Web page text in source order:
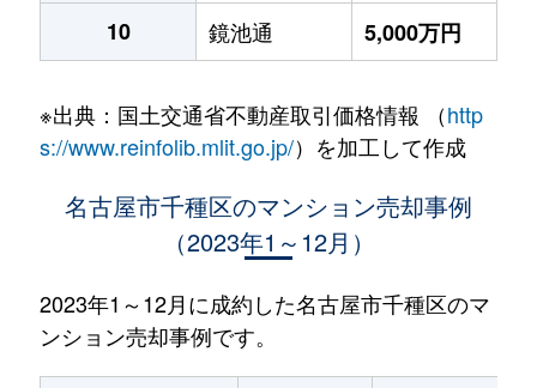
10
鏡池通 5,000万円
※出典：国土交通省不動産取引価格情報 （http
s://www.reinfolib.mlit.go.jp/）を加工して作成
名古屋市千種区のマンション売却事例
（2023年1～12月）
2023年1～12月に成約した名古屋市千種区のマ
ンション売却事例です。